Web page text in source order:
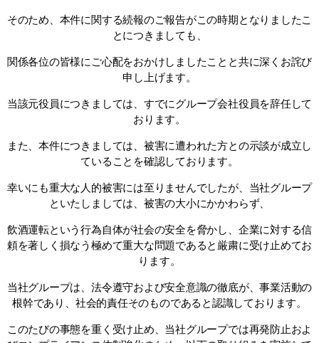
そのため、本件に関する続報のご報告がこの時期となりましたこ
とにつきましても、
関係各位の皆様にご心配をおかけしましたことと共に深くお詫び
申し上げます。
当該元役員につきましては、すでにグループ会社役員を辞任して
おります。
また、本件につきましては、被害に遭われた方との示談が成立し
ていることを確認しております。
幸いにも重大な人的被害には至りませんでしたが、当社グループ
といたしましては、被害の大小にかかわらず、
飲酒運転という行為自体が社会の安全を脅かし、企業に対する信
頼を著しく損なう極めて重大な問題であると厳粛に受け止めてお
ります。
当社グループは、法令遵守および安全意識の徹底が、事業活動の
根幹であり、社会的責任そのものであると認識しております。
このたびの事態を重く受け止め、当社グループでは再発防止およ